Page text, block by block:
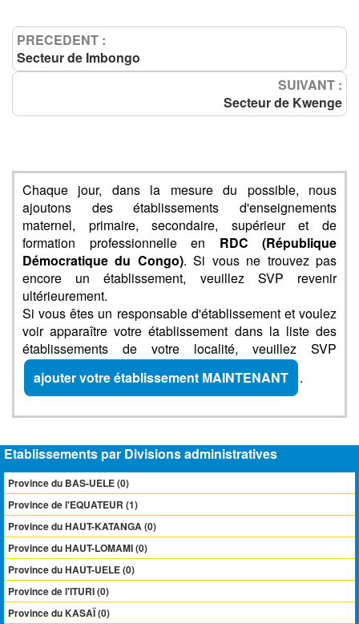
PRECEDENT :
Secteur de Imbongo
SUIVANT :
Secteur de Kwenge
Chaque jour, dans la mesure du possible, nous
ajoutons des établissements d'enseignements
maternel, primaire, secondaire, supérieur et de
formation professionnelle en RDC (République
Démocratique du Congo). Si vous ne trouvez pas
encore un établissement, veuillez SVP revenir
ultérieurement.
Si vous êtes un responsable d'établissement et voulez
voir apparaître votre établissement dans la liste des
établissements de votre localité, veuillez SVP
ajouter votre établissement MAINTENANT
.
Etablissements par Divisions administratives
Province du BAS-UELE (0)
Province de l'EQUATEUR (1)
Province du HAUT-KATANGA (0)
Province du HAUT-LOMAMI (0)
Province du HAUT-UELE (0)
Province de l'ITURI (0)
Province du KASAÏ (0)